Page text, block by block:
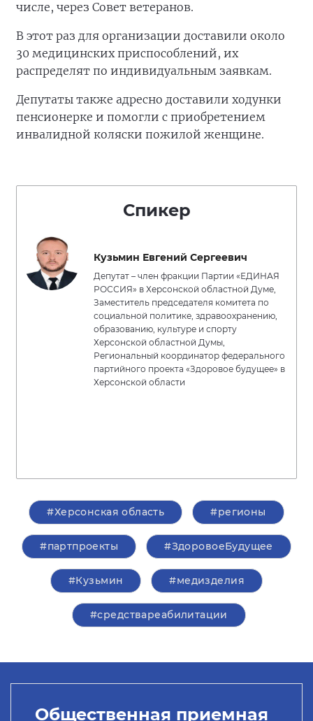
числе, через Совет ветеранов.
В этот раз для организации доставили около
30 медицинских приспособлений, их
распределят по индивидуальным заявкам.
Депутаты также адресно доставили ходунки
пенсионерке и помогли с приобретением
инвалидной коляски пожилой женщине.
Спикер
Кузьмин Евгений Сергеевич
Депутат – член фракции Партии «ЕДИНАЯ
РОССИЯ» в Херсонской областной Думе,
Заместитель председателя комитета по
социальной политике, здравоохранению,
образованию, культуре и спорту
Херсонской областной Думы,
Региональный координатор федерального
партийного проекта «Здоровое будущее» в
Херсонской области
#Херсонская область #регионы
#партпроекты #ЗдоровоеБудущее
#Кузьмин #медизделия
#средствареабилитации
Общественная приемная